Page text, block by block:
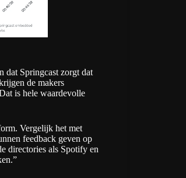
dat Springcast zorgt dat
de makers
is hele waardevolle
Vergelijk het met
feedback geven op
directories als Spotify en